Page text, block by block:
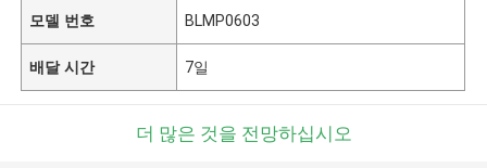
모델 번호 BLMP0603
배달 시간 7일
더 많은 것을 전망하십시오